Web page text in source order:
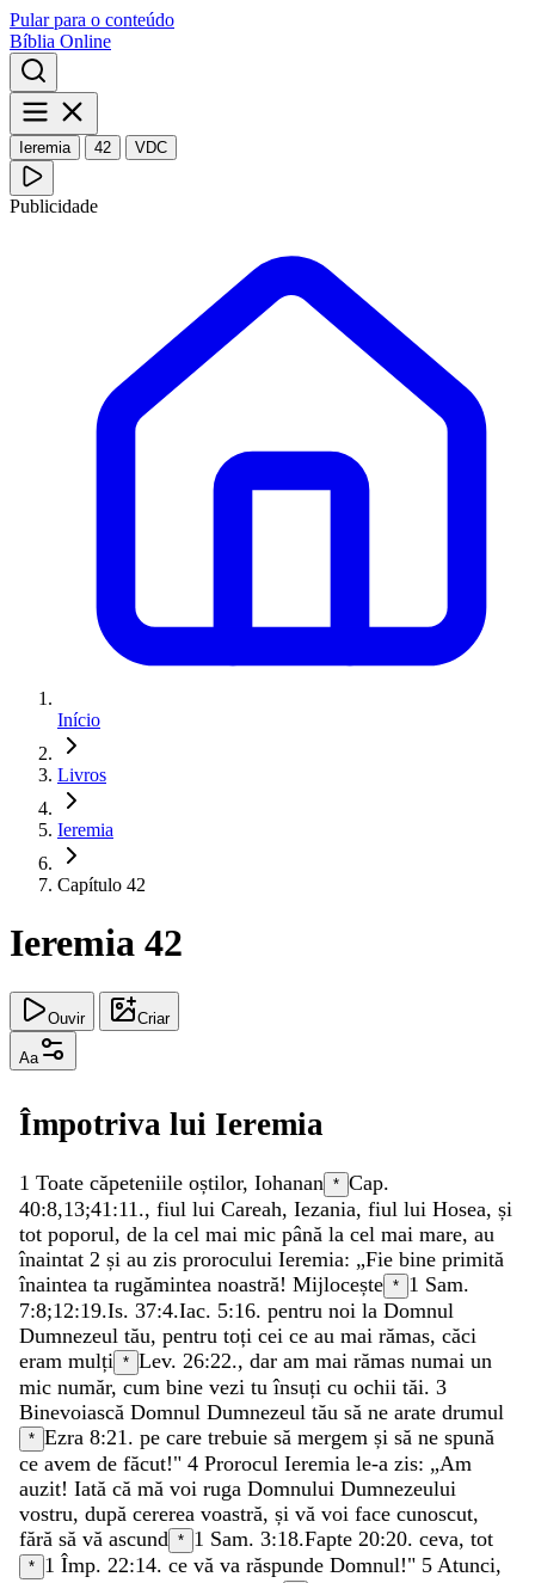
Pular para o conteúdo
Bíblia Online
Ieremia 42 VDC
Publicidade
Início
Livros
Ieremia
Capítulo 42
Ieremia 42
Ouvir Criar
Aa
Împotriva lui Ieremia
1 Toate căpeteniile oștilor, Iohanan * Cap.
40:8,13;41:11 ., fiul lui Careah, Iezania, fiul lui Hosea, și
tot poporul, de la cel mai mic până la cel mai mare, au
înaintat 2 și au zis prorocului Ieremia: „Fie bine primită
înaintea ta rugămintea noastră! Mijlocește * 1 Sam.
7:8;12:19.Is. 37:4.Iac. 5:16. pentru noi la Domnul
Dumnezeul tău, pentru toți cei ce au mai rămas, căci
eram mulți * Lev. 26:22., dar am mai rămas numai un
mic număr, cum bine vezi tuînsuți cu ochii tăi. 3
Binevoiască Domnul Dumnezeul tău să ne arate drumul
* Ezra 8:21 . pe care trebuie să mergem și să ne spună
ce avem de făcut!" 4 Prorocul Ieremia le-a zis: „Am
auzit! Iată că mă voi ruga Domnului Dumnezeului
vostru, după cererea voastră, și vă voi face cunoscut,
fără să vă ascund * 1 Sam. 3:18.Fapte 20:20. ceva, tot
* 1 Împ. 22:14. ce vă va răspunde Domnul!" 5 Atunci,